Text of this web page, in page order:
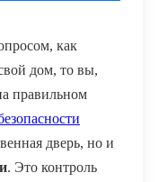
как
дом, то вы,
правильном
дверь, но и
. Это контроль